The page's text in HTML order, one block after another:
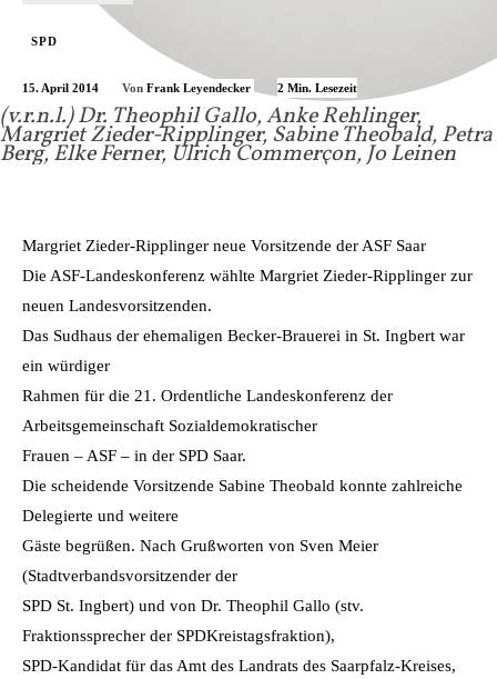
(v.r.n.l.) Dr. Theophil Gallo, Anke Rehlinger,
Margriet Zieder-Ripplinger, Sabine Theobald, Petra
Berg, Elke Ferner, Ulrich Commerçon, Jo Leinen
SPD
15. April 2014 Von Frank Leyendecker 2 Min. Lesezeit
Margriet Zieder-Ripplinger neue Vorsitzende der ASF Saar
Die ASF-Landeskonferenz wählte Margriet Zieder-Ripplinger zur
neuen Landesvorsitzenden.
Das Sudhaus der ehemaligen Becker-Brauerei in St. Ingbert war
ein würdiger
Rahmen für die 21. Ordentliche Landeskonferenz der
Arbeitsgemeinschaft Sozialdemokratischer
Frauen – ASF – in der SPD Saar.
Die scheidende Vorsitzende Sabine Theobald konnte zahlreiche
Delegierte und weitere
Gäste begrüßen. Nach Grußworten von Sven Meier
(Stadtverbandsvorsitzender der
SPD St. Ingbert) und von Dr. Theophil Gallo (stv.
Fraktionssprecher der SPDKreistagsfraktion),
SPD-Kandidat für das Amt des Landrats des Saarpfalz-Kreises,